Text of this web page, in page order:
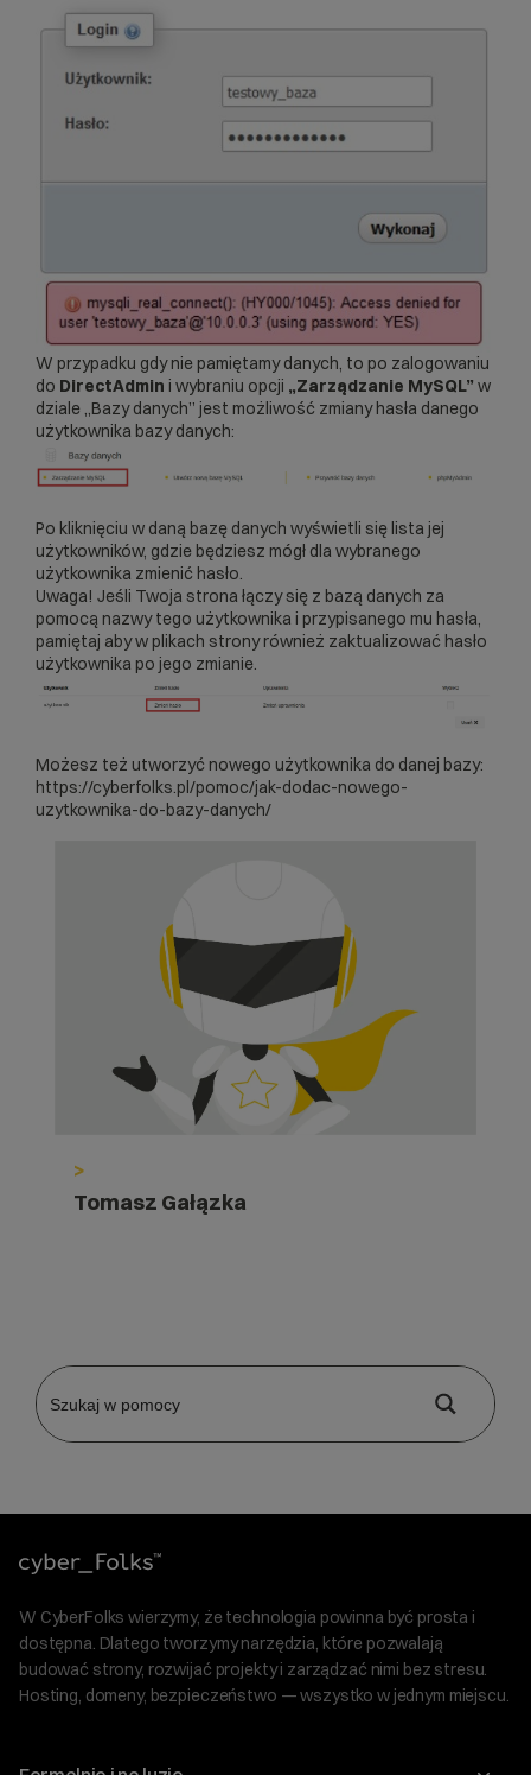
W przypadku gdy nie pamiętamy danych, to po zalogowaniu
do DirectAdmin i wybraniu opcji „Zarządzanie MySQL” w
dziale „Bazy danych” jest możliwość zmiany hasła danego
użytkownika bazy danych:
Po kliknięciu w daną bazę danych wyświetli się lista jej
użytkowników, gdzie będziesz mógł dla wybranego
użytkownika zmienić hasło.
Uwaga! Jeśli Twoja strona łączy się z bazą danych za
pomocą nazwy tego użytkownika i przypisanego mu hasła,
pamiętaj aby w plikach strony również zaktualizować hasło
użytkownika po jego zmianie.
Możesz też utworzyć nowego użytkownika do danej bazy:
https://cyberfolks.pl/pomoc/jak-dodac-nowego-
uzytkownika-do-bazy-danych/
>
Tomasz Gałązka
W CyberFolks wierzymy, że technologia powinna być prosta i
dostępna. Dlatego tworzymy narzędzia, które pozwalają
budować strony, rozwijać projekty i zarządzać nimi bez stresu.
Hosting, domeny, bezpieczeństwo — wszystko w jednym miejscu.